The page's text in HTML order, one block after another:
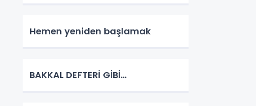
Hemen yeniden başlamak
BAKKAL DEFTERİ GİBİ…